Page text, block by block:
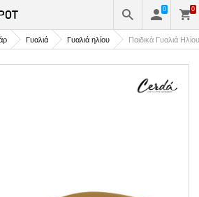
0 0
Γυαλιά Γυαλιά ηλίου Παιδικά Γυαλιά